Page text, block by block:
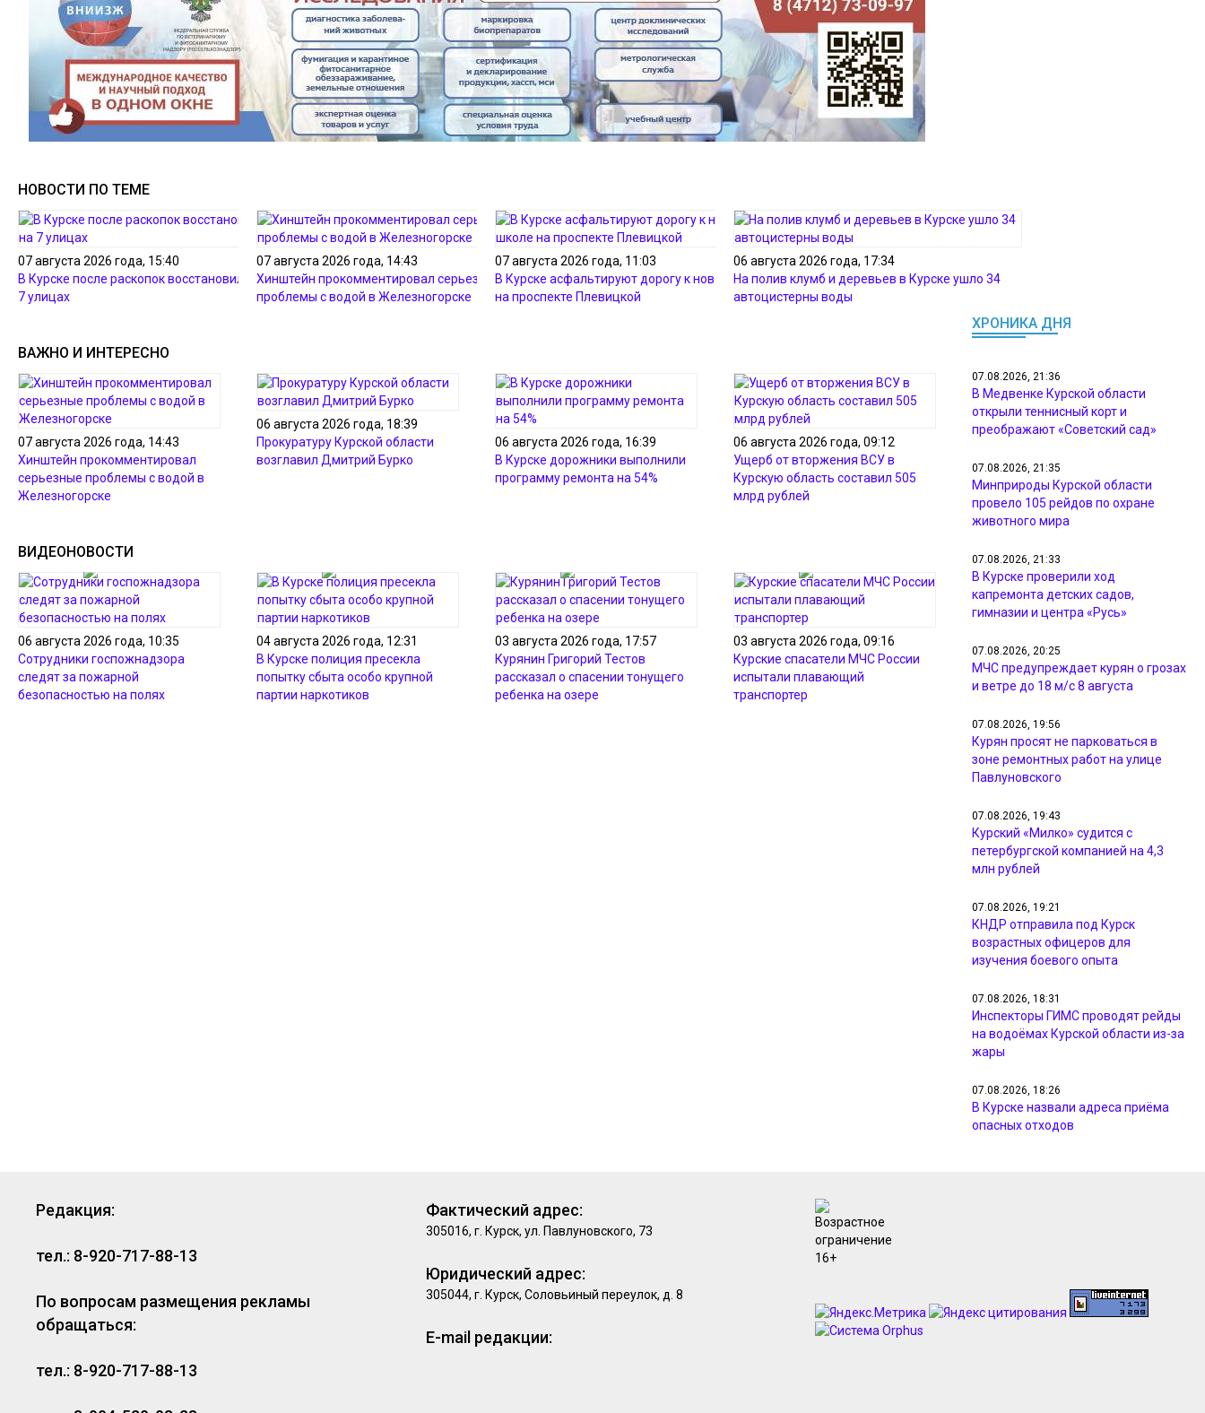
НОВОСТИ ПО ТЕМЕ
07 августа 2026 года, 15:40
В Курске после раскопок восстановили грунт на
7 улицах
07 августа 2026 года, 14:43
Хинштейн прокомментировал серьезные
проблемы с водой в Железногорске
07 августа 2026 года, 11:03
В Курске асфальтируют дорогу к новой школе
на проспекте Плевицкой
06 августа 2026 года, 17:34
На полив клумб и деревьев в Курске ушло 34
автоцистерны воды
ВАЖНО И ИНТЕРЕСНО
07 августа 2026 года, 14:43
Хинштейн прокомментировал
серьезные проблемы с водой в
Железногорске
06 августа 2026 года, 18:39
Прокуратуру Курской области
возглавил Дмитрий Бурко
06 августа 2026 года, 16:39
В Курске дорожники выполнили
программу ремонта на 54%
06 августа 2026 года, 09:12
Ущерб от вторжения ВСУ в
Курскую область составил 505
млрд рублей
ВИДЕОНОВОСТИ
06 августа 2026 года, 10:35
Сотрудники госпожнадзора
следят за пожарной
безопасностью на полях
04 августа 2026 года, 12:31
В Курске полиция пресекла
попытку сбыта особо крупной
партии наркотиков
03 августа 2026 года, 17:57
Курянин Григорий Тестов
рассказал о спасении тонущего
ребенка на озере
03 августа 2026 года, 09:16
Курские спасатели МЧС России
испытали плавающий
транспортер
ХРОНИКА ДНЯ
07.08.2026, 21:36
В Медвенке Курской области
открыли теннисный корт и
преображают «Советский сад»
07.08.2026, 21:35
Минприроды Курской области
провело 105 рейдов по охране
животного мира
07.08.2026, 21:33
В Курске проверили ход
капремонта детских садов,
гимназии и центра «Русь»
07.08.2026, 20:25
МЧС предупреждает курян о грозах
и ветре до 18 м/с 8 августа
07.08.2026, 19:56
Курян просят не парковаться в
зоне ремонтных работ на улице
Павлуновского
07.08.2026, 19:43
Курский «Милко» судится с
петербургской компанией на 4,3
млн рублей
07.08.2026, 19:21
КНДР отправила под Курск
возрастных офицеров для
изучения боевого опыта
07.08.2026, 18:31
Инспекторы ГИМС проводят рейды
на водоёмах Курской области из-за
жары
07.08.2026, 18:26
В Курске назвали адреса приёма
опасных отходов
разметку после жалоб прокурору
Редакция:
тел.: 8-920-717-88-13
По вопросам размещения рекламы
обращаться:
тел.: 8-920-717-88-13
Фактический адрес:
305016, г. Курск, ул. Павлуновского, 73
Юридический адрес:
305044, г. Курск, Соловьиный переулок, д. 8
E-mail редакции: